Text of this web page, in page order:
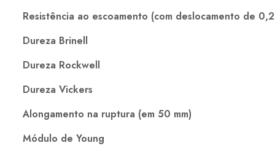
Resistência ao escoamento (com deslocamento de
Dureza Brinell
Dureza Rockwell
Dureza Vickers
Alongamento na ruptura (em 50 mm)
Módulo de Young